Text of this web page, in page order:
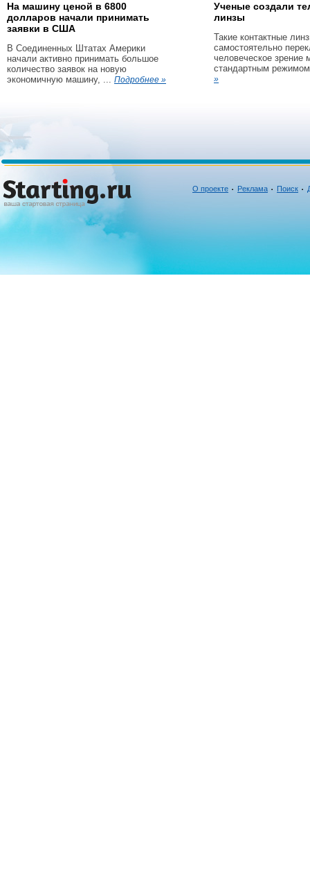
На машину ценой в 6800
долларов начали принимать
заявки в США
В Соединенных Штатах Америки
начали активно принимать большое
количество заявок на новую
экономичную машину, ... Подробнее »
Ученые создали
линзы
Такие контактные
самостоятельно
человеческое зрение
стандартным
»
О проекте Реклама Поиск